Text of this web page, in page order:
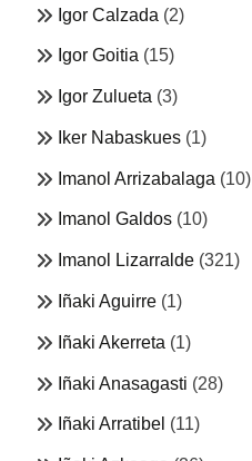
Igor Calzada (2)
Igor Goitia (15)
Igor Zulueta (3)
Iker Nabaskues (1)
Imanol Arrizabalaga (10)
Imanol Galdos (10)
Imanol Lizarralde (321)
Iñaki Aguirre (1)
Iñaki Akerreta (1)
Iñaki Anasagasti (28)
Iñaki Arratibel (11)